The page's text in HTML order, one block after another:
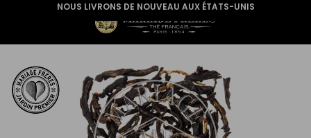
NOUS LIVRONS DE NOUVEAU AUX ÉTATS-UNIS